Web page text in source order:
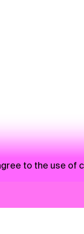
to the use of